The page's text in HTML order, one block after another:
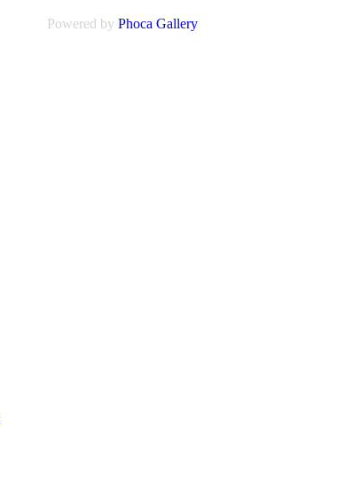
Powered by Phoca Gallery